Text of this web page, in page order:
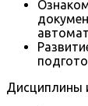
Дисциплины